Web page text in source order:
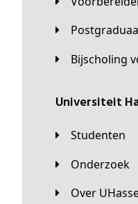
Bijscholing
universiteit
Studenten
Onderzoek
Over